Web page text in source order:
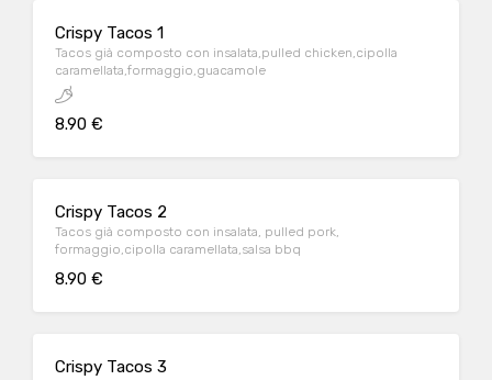
Crispy Tacos 1
Tacos già composto con insalata,pulled chicken,cipolla
caramellata,formaggio,guacamole
8.90 €
Crispy Tacos 2
Tacos già composto con insalata, pulled pork,
formaggio,cipolla caramellata,salsa bbq
8.90 €
Crispy Tacos 3